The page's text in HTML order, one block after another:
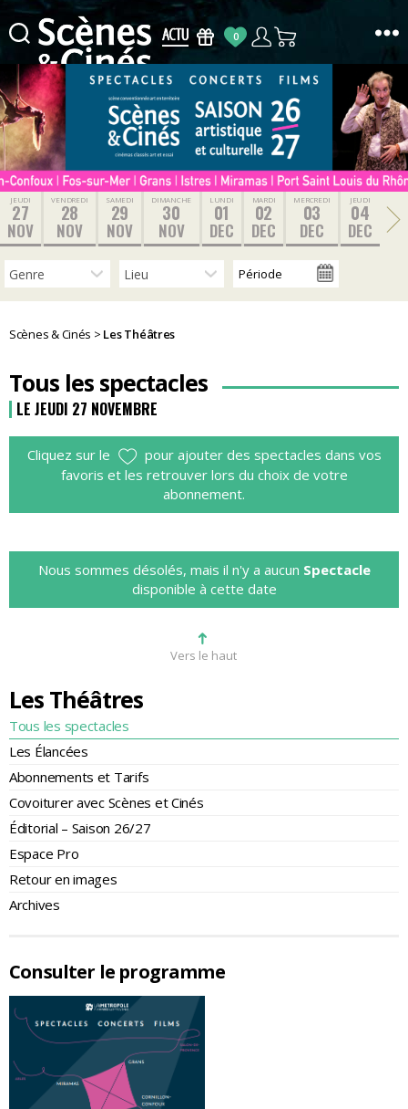
Scènes
&
Cinés
0
JEUDI
27
NOV
VENDREDI
28
NOV
SAMEDI
29
NOV
DIMANCHE
30
NOV
LUNDI
01
DEC
MARDI
02
DEC
MERCREDI
03
DEC
JEUDI
04
DEC
Scènes & Cinés > Les Théâtres
Les Théâtres
Tous les spectacles
Les Élancées
Abonnements et Tarifs
Covoiturer avec Scènes et Cinés
Éditorial – Saison 26/27
Espace Pro
Retour en images
Archives
Consulter le programme
Tous les spectacles
LE JEUDI 27 NOVEMBRE
Cliquez sur le
pour ajouter des spectacles dans vos
favoris et les retrouver lors du choix de votre
abonnement.
Nous sommes désolés, mais il n'y a aucun Spectacle
disponible à cette date
Vers le haut
➜